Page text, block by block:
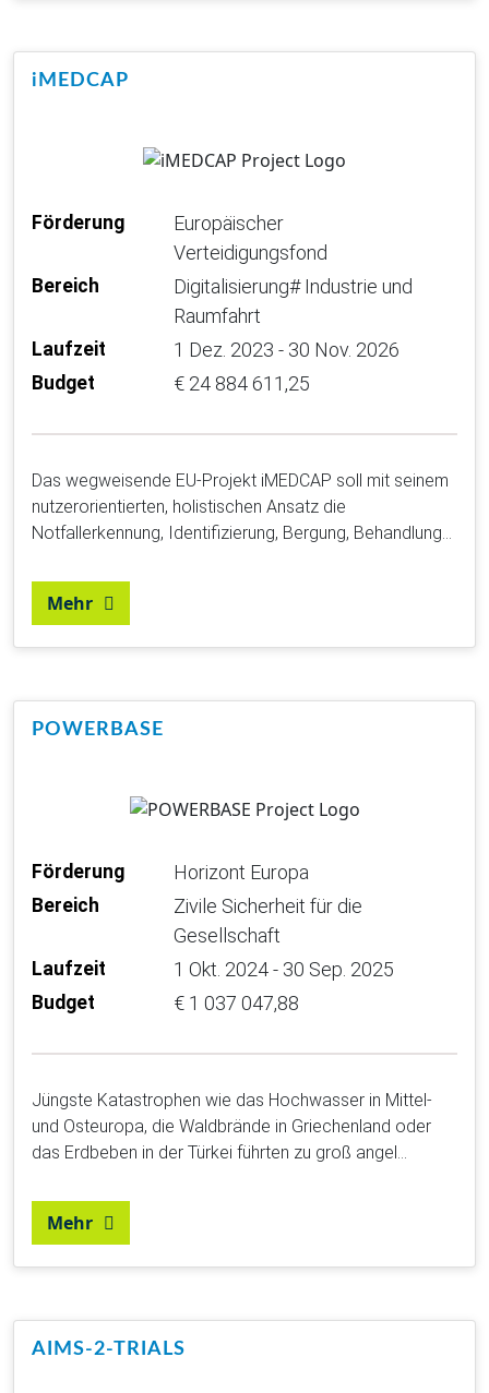
iMEDCAP
Förderung
Europäischer
Verteidigungsfond
Bereich
Digitalisierung# Industrie und
Raumfahrt
Laufzeit 1 Dez. 2023 - 30 Nov. 2026
Budget € 24 884 611,25
Das wegweisende EU-Projekt iMEDCAP soll mit seinem
nutzerorientierten, holistischen Ansatz die
Notfallerkennung, Identifizierung, Bergung, Behandlung…
Mehr
POWERBASE
Förderung Horizont Europa
Bereich
Zivile Sicherheit für die
Gesellschaft
Laufzeit 1 Okt. 2024 - 30 Sep. 2025
Budget € 1 037 047,88
Jüngste Katastrophen wie das Hochwasser in Mittel-
und Osteuropa, die Waldbrände in Griechenland oder
das Erdbeben in der Türkei führten zu groß angel…
Mehr
AIMS-2-TRIALS